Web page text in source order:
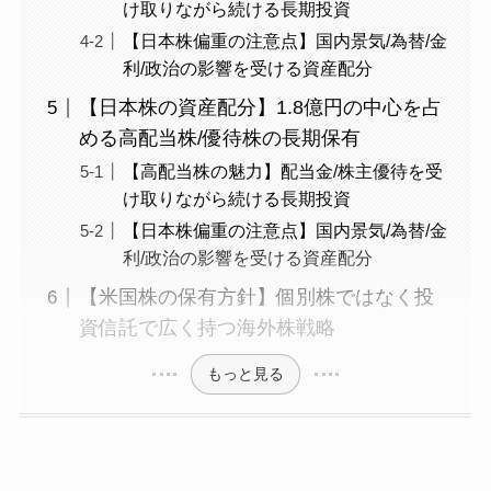
け取りながら続ける長期投資
【日本株偏重の注意点】国内景気/為替/金
利/政治の影響を受ける資産配分
【日本株の資産配分】1.8億円の中心を占
める高配当株/優待株の長期保有
【高配当株の魅力】配当金/株主優待を受
け取りながら続ける長期投資
【日本株偏重の注意点】国内景気/為替/金
利/政治の影響を受ける資産配分
【米国株の保有方針】個別株ではなく投
資信託で広く持つ海外株戦略
もっと見る